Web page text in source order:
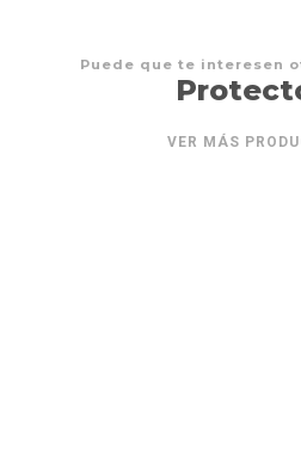
Puede que te interesen
VER MÁS